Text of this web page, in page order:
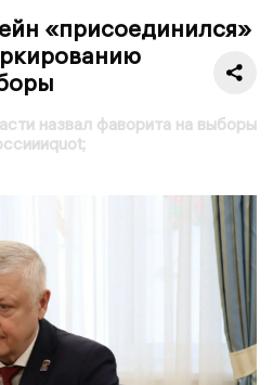
«присоединился»
назвал фаворита на выборы